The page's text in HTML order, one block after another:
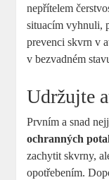
nepřítelem
situacím vyhnuli,
prevenci skvrn v
v bezvadném
Udržujte
Prvním a snad
ochranných
zachytit skvrny,
opotřebením.